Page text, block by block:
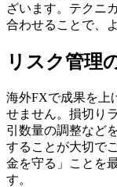
ざいます。テクニ
合わせることで、
リスク管理
海外FXで成果を上
せません。損切り
引数量の調整など
することが大切で
金を守る」ことを
す。